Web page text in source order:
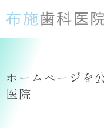
ホームページを
医院